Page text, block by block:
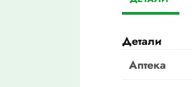
Детали
Аптека